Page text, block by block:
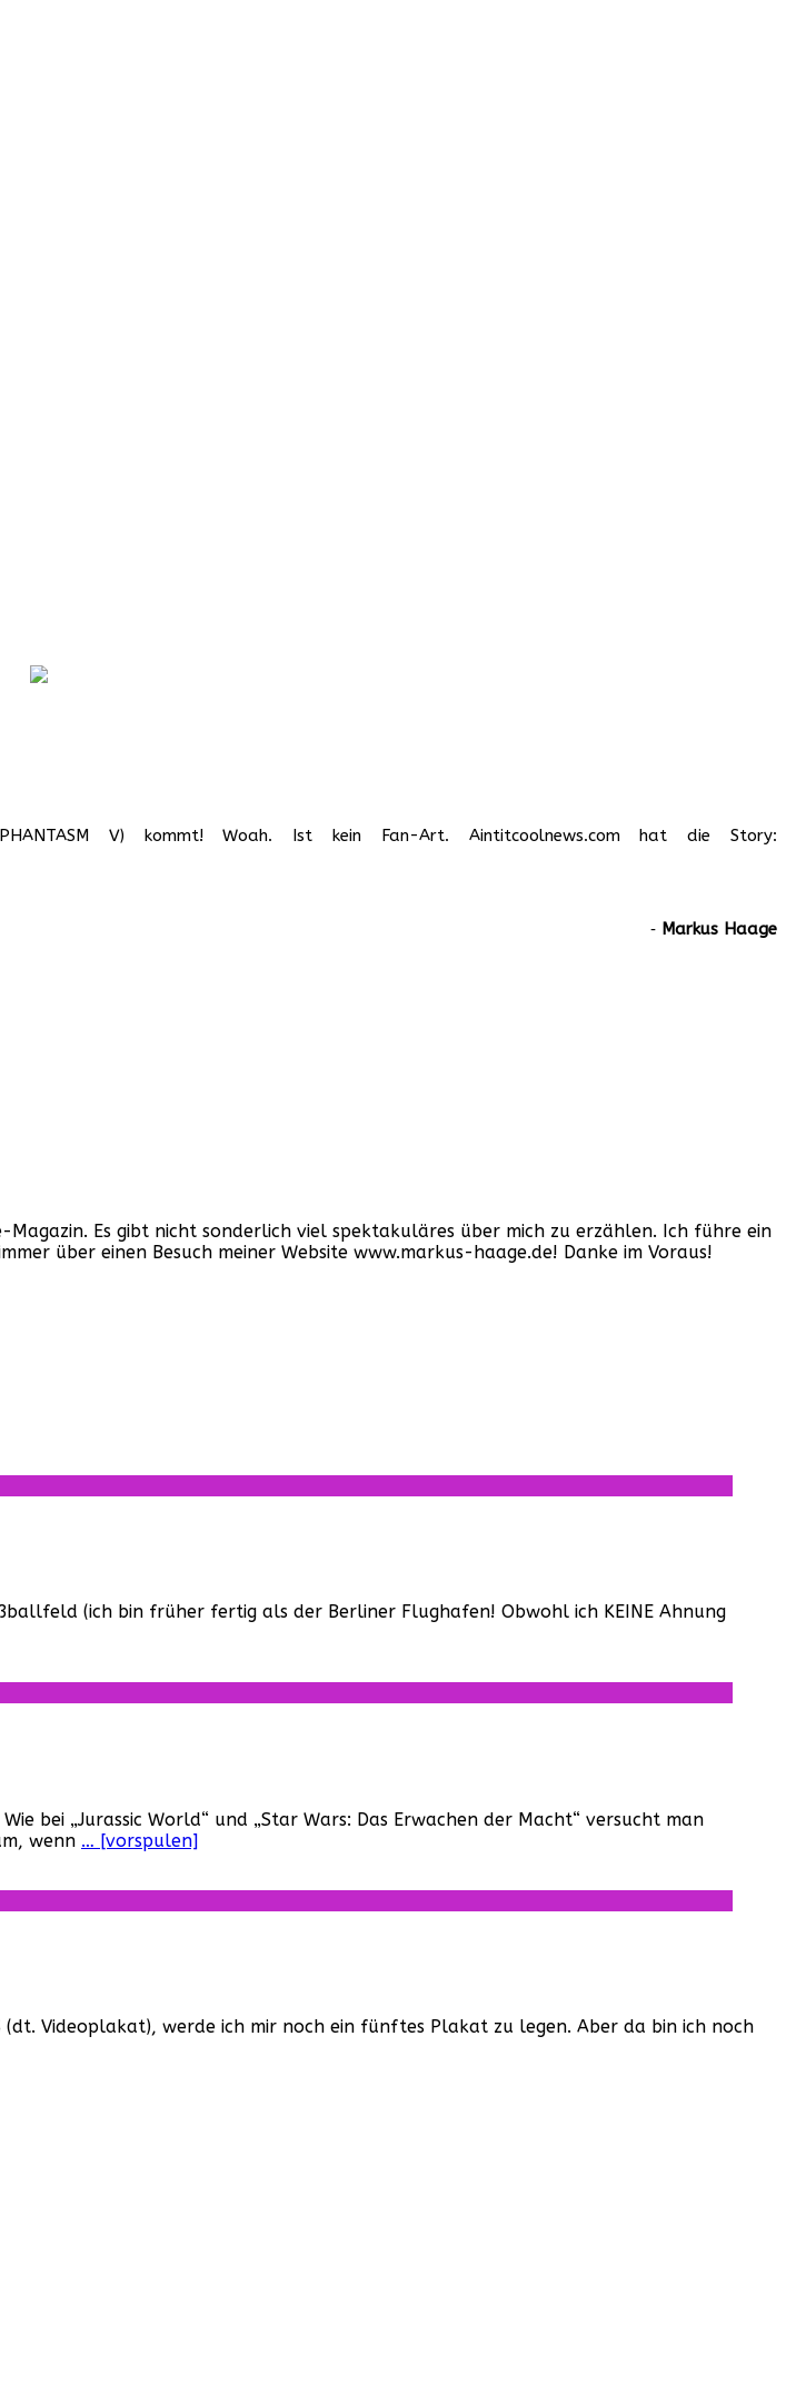
V) kommt! Woah. Ist kein Fan-Art. Aintitcoolnews.com hat die Story:
‐ Markus Haage
Es gibt nicht sonderlich viel spektakuläres über mich zu erzählen. Ich führe ein
über einen Besuch meiner Website www.markus-haage.de! Danke im Voraus!
(ich bin früher fertig als der Berliner Flughafen! Obwohl ich KEINE Ahnung
bei „Jurassic World“ und „Star Wars: Das Erwachen der Macht“ versucht man
wenn … [vorspulen]
(dt. Videoplakat), werde ich mir noch ein fünftes Plakat zu legen. Aber da bin ich noch